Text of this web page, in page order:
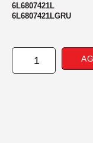
6L6807421L
6L6807421LGRU
PARAURTI
POSTERIORE